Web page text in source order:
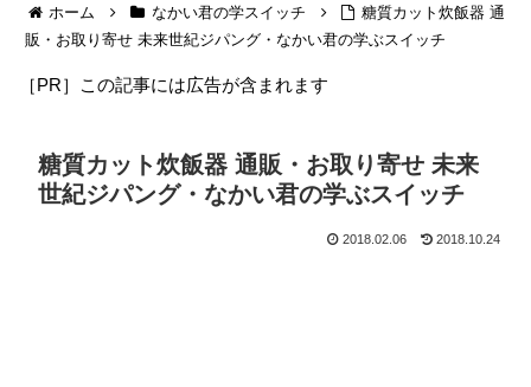
ホーム なかい君の学スイッチ
糖質カット炊飯器 通
販・お取り寄せ 未来世紀ジパング・なかい君の学ぶスイッチ
［PR］この記事には広告が含まれます
糖質カット炊飯器 通販・お取り寄せ 未来
世紀ジパング・なかい君の学ぶスイッチ
2018.02.06 2018.10.24